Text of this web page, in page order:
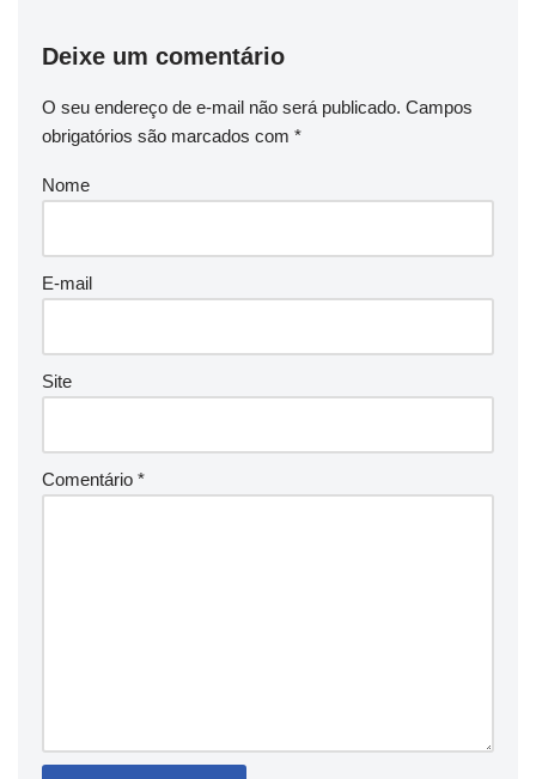
Deixe um comentário
O seu endereço de e-mail não será publicado. Campos
obrigatórios são marcados com *
Nome
E-mail
Site
Comentário *